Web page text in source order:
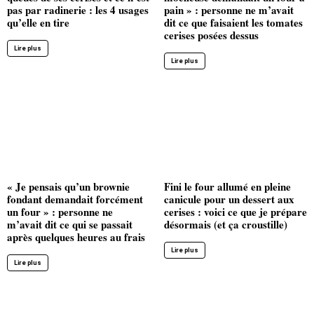
pas par radinerie : les 4 usages
qu’elle en tire
Lire plus
pain » : personne ne m’avait
dit ce que faisaient les tomates
cerises posées dessus
Lire plus
« Je pensais qu’un brownie
fondant demandait forcément
un four » : personne ne
m’avait dit ce qui se passait
après quelques heures au frais
Lire plus
Fini le four allumé en pleine
canicule pour un dessert aux
cerises : voici ce que je prépare
désormais (et ça croustille)
Lire plus